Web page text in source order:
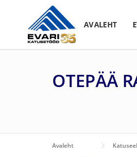
Skip to content
AVALEHT
OTEPÄÄ
Avaleht